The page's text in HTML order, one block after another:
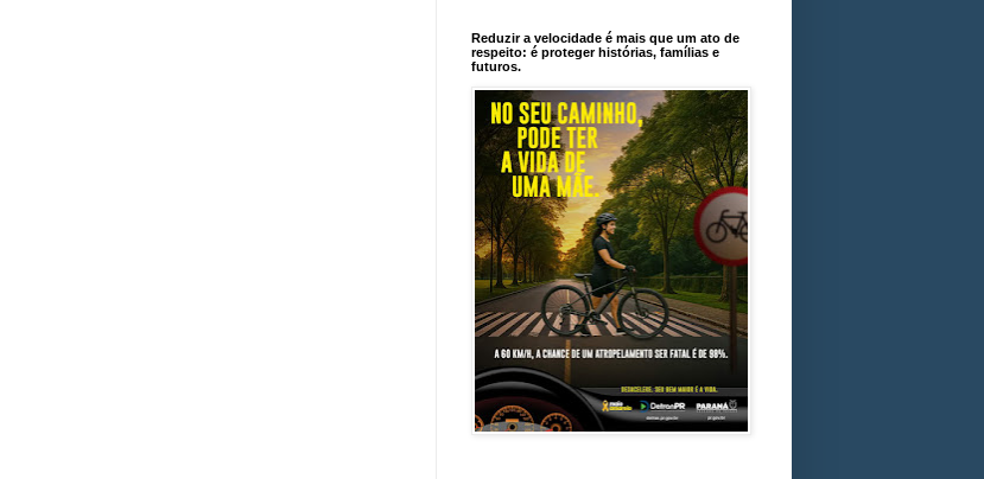
Reduzir a velocidade é mais que um ato de
respeito: é proteger histórias, famílias e
futuros.